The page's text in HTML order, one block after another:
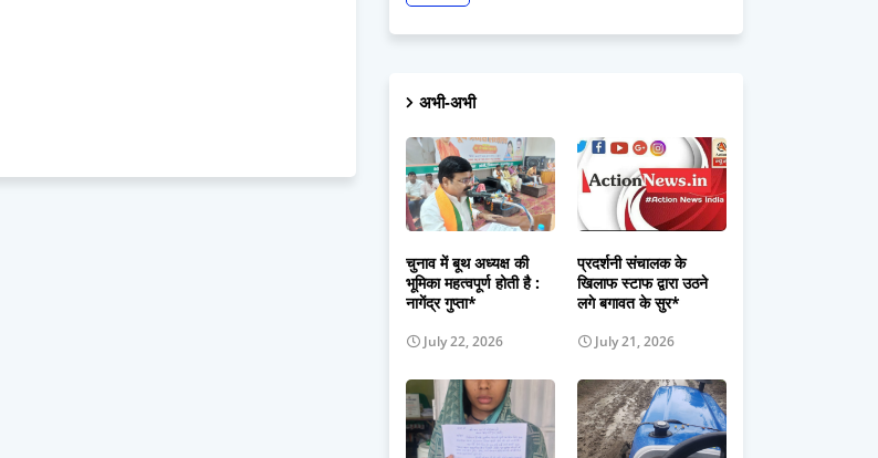
अभी-अभी
चुनाव में बूथ अध्यक्ष की
भूमिका महत्वपूर्ण होती है :
नागेंद्र गुप्ता*
July 22, 2026
प्रदर्शनी संचालक के
खिलाफ स्टाफ द्वारा उठने
लगे बगावत के सुर*
July 21, 2026